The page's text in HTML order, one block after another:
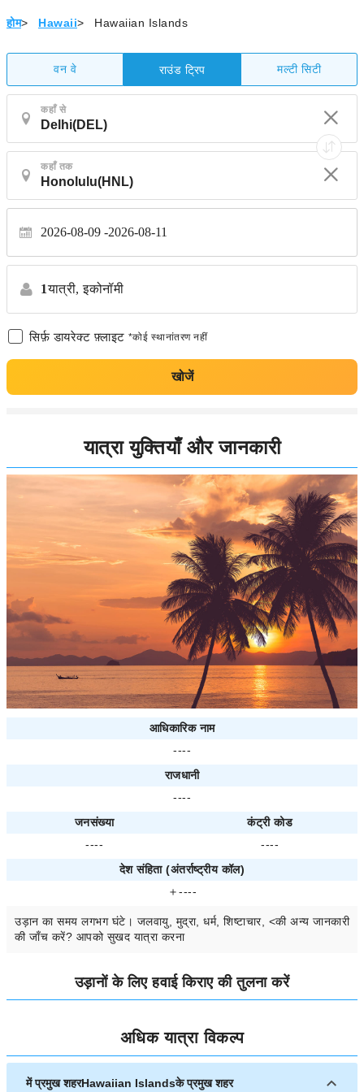
होम> Hawaii> Hawaiian Islands
वन वे राउंड ट्रिप मल्टी सिटी
कहाँ से
कहाँ तक
2026-08-09 2026-08-11
1यात्री, इकोनॉमी
सिर्फ़ डायरेक्ट फ़्लाइट *कोई स्थानांतरण नहीं
खोजें
यात्रा युक्तियाँ और जानकारी
आधिकारिक नाम
----
राजधानी
----
जनसंख्या
कंट्री कोड
----
----
देश संहिता (अंतर्राष्ट्रीय कॉल)
＋----
उड़ान का समय लगभग घंटे। जलवायु, मुद्रा, धर्म, शिष्टाचार, <की अन्य जानकारी
की जाँच करें? आपको सुखद यात्रा करना
उड़ानों के लिए हवाई किराए की तुलना करें
अधिक यात्रा विकल्प
में प्रमुख शहरHawaiian Islandsके प्रमुख शहर